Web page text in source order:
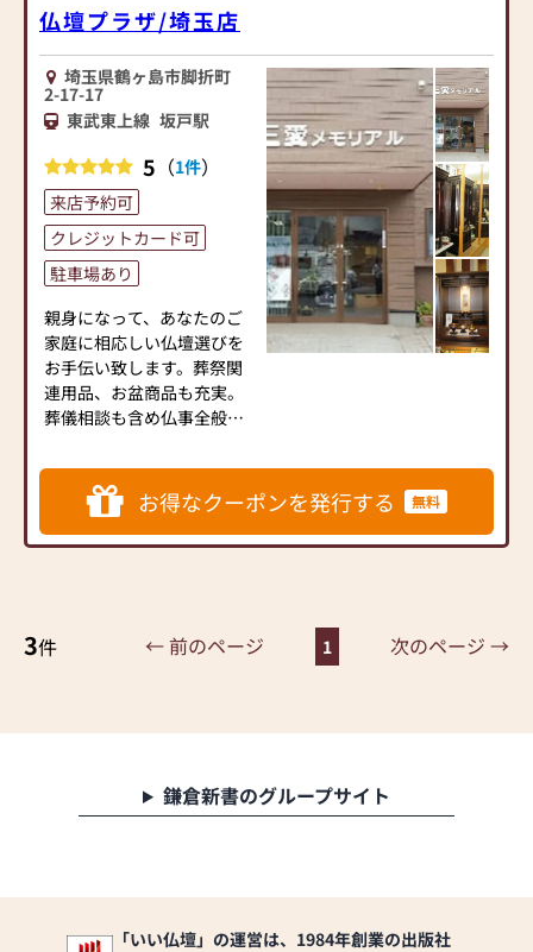
当店と同一商品で他店での
ば、必ずその金額よりお勉
強いたします!!
示≫
目の前が駐車場です♪
車高の低いお車もご利用で
きます♪
407号沿いにありますが、黄
り、少しわかりづらいかも
しれません(◎_◎;)
モダン・唐木・新風・上置
き等、常時120本程陳列して
ございます♪
【駐車場完備】15台
大人気の「セレモアかりん
とう」を販売しています。
広い店内にはゆっくりご相
談いただけるお茶席のスペ
ので、ご休憩をしていただ
きながらゆっくりと心ゆく
までお選びいただけます。
モダンなデザインのお仏壇
から、伝統型仏壇まで幅広
く展示しております。
また、香りの良いお線香、
お数珠、花瓶なども豊富な
品揃え。
選りすぐりの商品をご用意
ちしております。
当店ではコロナ対策として
下記の項目を実施しており
い・マスクを着用
③手袋着用
しての換気
業時間を調整
以上の項目を心掛け営業し
仏壇プラザ/埼玉店
埼玉県鶴ヶ島市脚折町
2-17-17
東武東上線 坂戸駅
5 （1件）
来店予約可
クレジットカード可
駐車場あり
親身になって、あなたのご
家庭に相応しい仏壇選びを
お手伝い致します。葬祭関
連用品、お盆商品も充実。
葬儀相談も含め仏事全般の
【取扱い仏壇】唐木仏壇、
家具調仏壇、神棚、神徒壇
【営業時間】9：00～18：
お得なクーポンを発行する 無料
3件 ← 前のページ 1 次のページ →
鎌倉新書のグループサイト
「いい仏壇」の運営は、1984年創業の出版社